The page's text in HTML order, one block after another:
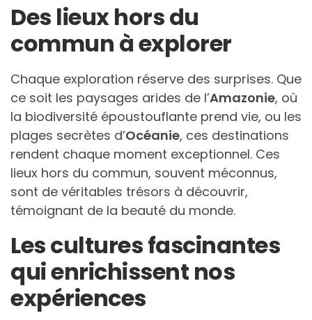
Des lieux hors du
commun à explorer
Chaque exploration réserve des surprises. Que
ce soit les paysages arides de l’Amazonie, où
la biodiversité époustouflante prend vie, ou les
plages secrètes d’Océanie, ces destinations
rendent chaque moment exceptionnel. Ces
lieux hors du commun, souvent méconnus,
sont de véritables trésors à découvrir,
témoignant de la beauté du monde.
Les cultures fascinantes
qui enrichissent nos
expériences